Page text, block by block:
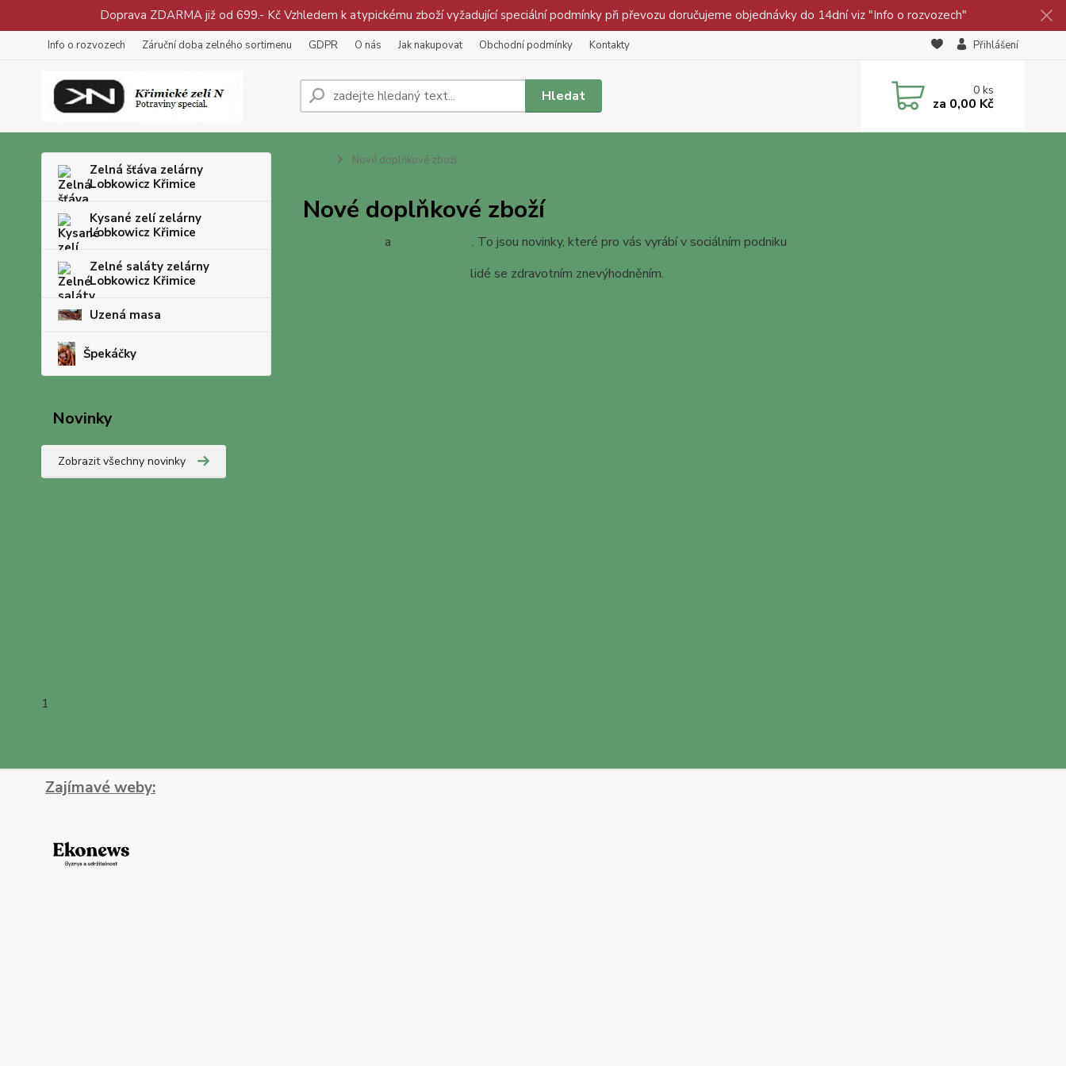
Doprava ZDARMA již od 699.- Kč Vzhledem k atypickému zboží vyžadující speciální podmínky při převozu doručujeme objednávky do 14dní viz "Info o rozvozech"
Info o rozvozech Záruční doba zelného sortimenu GDPR O nás Jak nakupovat Obchodní podmínky Kontakty Přihlášení
Hledat 0ks
za 0,00 Kč
Zelná šťáva zelárny
Lobkowicz Křimice
Kysané zelí zelárny
Lobkowicz Křimice
Zelné saláty zelárny
Lobkowicz Křimice
Uzená masa
Špekáčky
Novinky
Zobrazit všechny novinky
1
Nové doplňkové zboží
Nové doplňkové zboží
a
. To jsou novinky, které pro vás vyrábí v sociálním podniku
lidé se zdravotním znevýhodněním.
Zajímavé weby: